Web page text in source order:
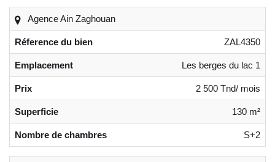
Agence Ain Zaghouan
Réference du bien ZAL4350
Emplacement Les berges du lac 1
Prix 2 500 Tnd/ mois
Superficie 130 m²
Nombre de chambres S+2